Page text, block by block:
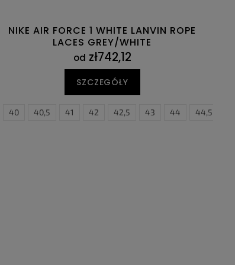
45,5 46 47,5
NIKE AIR FORCE 1 WHITE LANVIN ROPE
LACES GREY/WHITE
od zł742,12
SZCZEGÓŁY
40 40,5 41 42 42,5 43 44 44,5
36 36,5 37,5 38 38,5 39